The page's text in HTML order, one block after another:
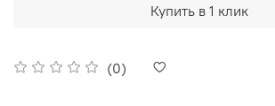
(0)
Купить в 1 клик